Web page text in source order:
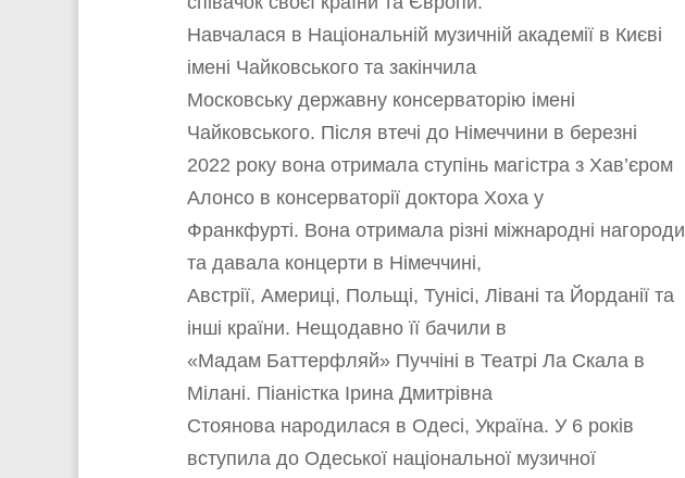
Навчалася в Національній музичній академії в Києві
імені Чайковського та закінчила
Московську державну консерваторію імені
Чайковського. Після втечі до Німеччини в березні
2022 року вона отримала ступінь магістра з Хав’єром
Алонсо в консерваторії доктора Хоха у
Франкфурті. Вона отримала різні міжнародні нагороди
та давала концерти в Німеччині,
Австрії, Америці, Польщі, Тунісі, Лівані та Йорданії та
інші країни. Нещодавно її бачили в
«Мадам Баттерфляй» Пуччіні в Театрі Ла Скала в
Мілані. Піаністка Ірина Дмитрівна
Стоянова народилася в Одесі, Україна. У 6 років
вступила до Одеської національної музичної